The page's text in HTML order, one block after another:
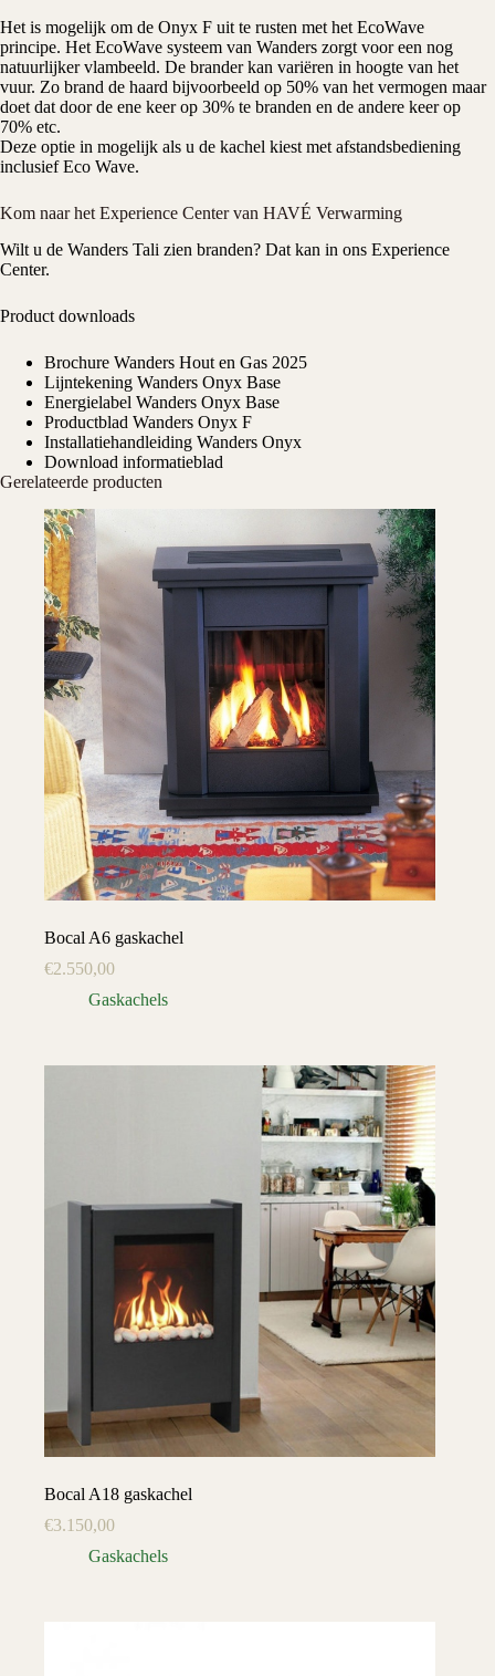
Het is mogelijk om de Onyx F uit te rusten met het EcoWave
principe. Het EcoWave systeem van Wanders zorgt voor een nog
natuurlijker vlambeeld. De brander kan variëren in hoogte van het
vuur. Zo brand de haard bijvoorbeeld op 50% van het vermogen maar
doet dat door de ene keer op 30% te branden en de andere keer op
70% etc.
Deze optie in mogelijk als u de kachel kiest met afstandsbediening
inclusief Eco Wave.
Kom naar het Experience Center van HAVÉ Verwarming
Wilt u de Wanders Tali zien branden? Dat kan in ons Experience
Center.
Product downloads
Brochure Wanders Hout en Gas 2025
Lijntekening Wanders Onyx Base
Energielabel Wanders Onyx Base
Productblad Wanders Onyx F
Installatiehandleiding Wanders Onyx
Download informatieblad
Gerelateerde producten
Bocal A6 gaskachel
€2.550,00
Gaskachels
Bocal A18 gaskachel
€3.150,00
Gaskachels